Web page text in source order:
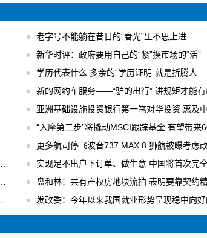
老字号不能躺在昔日的“春光”里不思上进
新华时评：政府要用自己的“紧”换市场的“活”
学历代表什么 多余的“学历证明”就是折腾人
新的网约车服务——“驴的出行” 讲规矩才能
亚洲基础设施投资银行第一笔对华投资 惠及中国
“入摩第二步”将撬动MSCI跟踪基金 有望带来600亿元国
更多航司停飞波音737 MAX 8 狮航被曝考虑改用
实现足不出户下订单、做生意 中国将首次完全以网络形式
盘和林：共有产权房地块流拍 表明要靠契约精神平衡
发改委：今年以来我国就业形势呈现稳中向好的